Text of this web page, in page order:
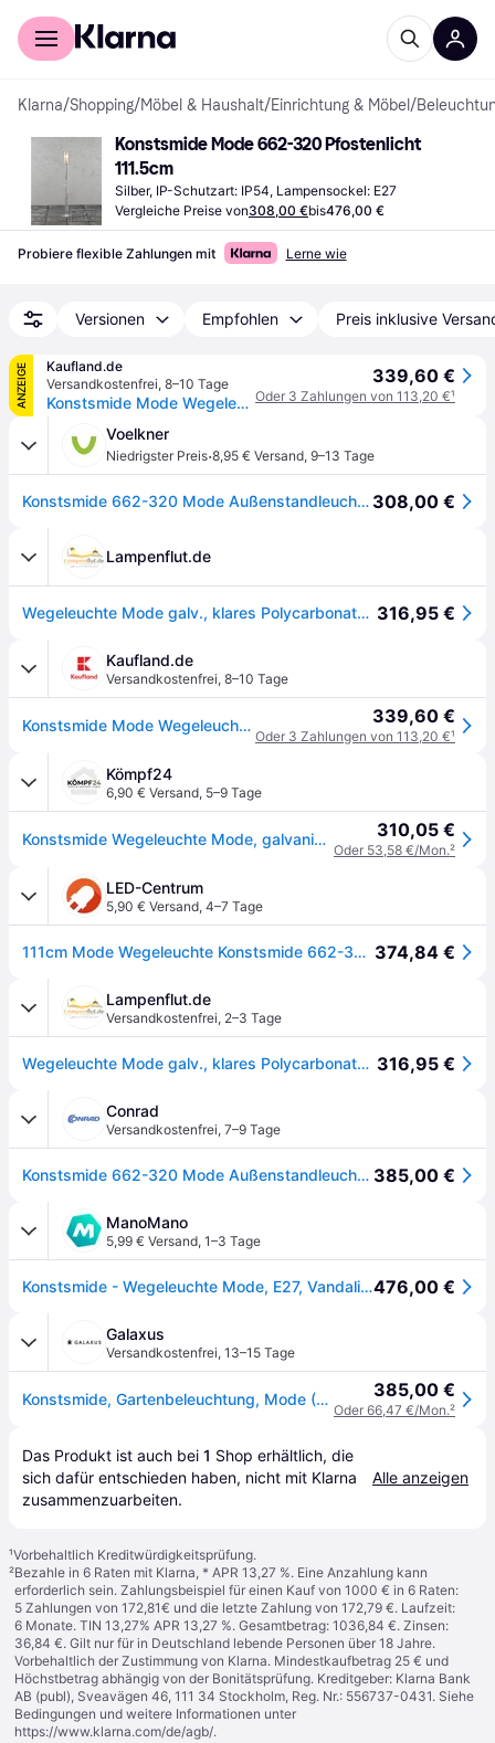
Für Shopper
Klarna/Shopping/Möbel & Haushalt/Einrichtung & Möbel /
Konstsmide Mode 662-320 Pfostenlicht
111.5cm
Silber, IP-Schutzart: IP54, Lampensockel: E27
Vergleiche Preise von308,00 €bis476,00 €
Probiere flexible Zahlungen mit Lerne wie
Versionen Empfohlen Preis inklusive
ANZEIGE
Kaufland.de
Versandkostenfrei, 8–10 Tage
Konstsmide Mode Wegeleuchte galvanisierter Stahl, klares Polyat Glas (bruchsicher und schlagfest), Hand EU 662-320
339,60 €
Oder 3 Zahlungen von 113,20 €¹
Voelkner
Niedrigster Preis·8,95 € Versand, 9–13 Tage
Konstsmide 662-320 Mode Außenstandleuchte Glühlampe, Energiesparlampe E27 60W Stahl 308,00 €
Lampenflut.de
Wegeleuchte Mode galv., klares Polycarbonatglas 316,95 €
Kaufland.de
Versandkostenfrei, 8–10 Tage
Konstsmide Mode Wegeleuchte galvanisierter Stahl, klares Polyat Glas (bruchsicher und schlagfest), Hand EU 662-320 339,60 €
Oder 3 Zahlungen von 113,20 €¹
Kömpf24
6,90 € Versand, 5–9 Tage
Konstsmide Wegeleuchte Mode, galvanisiert, klares Polycarbonatglas (662-320) 310,05 €
Oder 53,58 €/Mon.²
LED-Centrum
5,90 € Versand, 4–7 Tage
111cm Mode Wegeleuchte Konstsmide 662-320 galvanisierter Stahl bruchsicher und schlagfest 374,84 €
Lampenflut.de
Versandkostenfrei, 2–3 Tage
Wegeleuchte Mode galv., klares Polycarbonatglas 316,95 €
Conrad
Versandkostenfrei, 7–9 Tage
Konstsmide 662-320 Mode Außenstandleuchte Glühlampe, Energiesparlampe E27 60 W Stahl 385,00 €
ManoMano
5,99 € Versand, 1–3 Tage
Konstsmide - Wegeleuchte Mode, E27, Vandalismus Geschützt, Galv. Stahl, Ip54476,00 €
Galaxus
Versandkostenfrei, 13–15 Tage
Konstsmide, Gartenbeleuchtung, Mode (E27, IP54) 385,00 €
Oder 66,47 €/Mon.²
Das Produkt ist auch bei 1 Shop erhältlich, die
sich dafür entschieden haben, nicht mit Klarna
zusammenzuarbeiten.
Alle anzeigen
¹Vorbehaltlich Kreditwürdigkeitsprüfung.
²Bezahle in 6 Raten mit Klarna, * APR 13,27 %. Eine Anzahlung kann
erforderlich sein. Zahlungsbeispiel für einen Kauf von 1000 € in 6 Raten:
5 Zahlungen von 172,81€ und die letzte Zahlung von 172,79 €. Laufzeit:
6 Monate. TIN 13,27% APR 13,27 %. Gesamtbetrag: 1036,84 €. Zinsen:
36,84 €. Gilt nur für in Deutschland lebende Personen über 18 Jahre.
Vorbehaltlich der Zustimmung von Klarna. Mindestkaufbetrag 25 € und
Höchstbetrag abhängig von der Bonitätsprüfung. Kreditgeber: Klarna Bank
AB (publ), Sveavägen 46, 111 34 Stockholm, Reg. Nr.: 556737-0431. Siehe
Bedingungen und weitere Informationen unter
https://www.klarna.com/de/agb/.